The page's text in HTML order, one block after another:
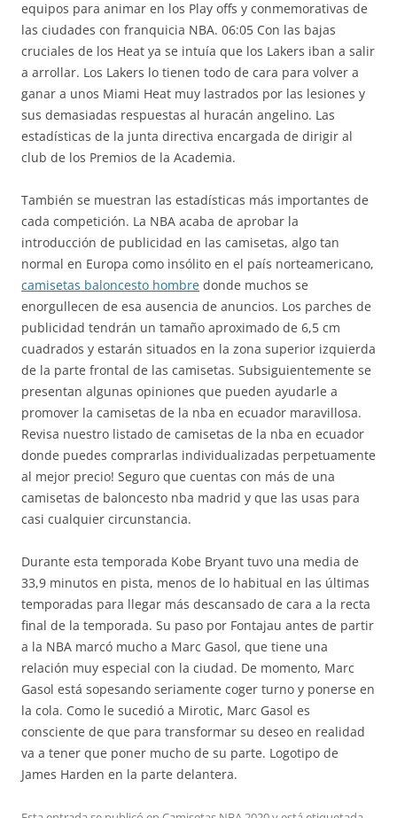
equipos para animar en los Play offs y conmemorativas de
las ciudades con franquicia NBA. 06:05 Con las bajas
cruciales de los Heat ya se intuía que los Lakers iban a salir
a arrollar. Los Lakers lo tienen todo de cara para volver a
ganar a unos Miami Heat muy lastrados por las lesiones y
sus demasiadas respuestas al huracán angelino. Las
estadísticas de la junta directiva encargada de dirigir al
club de los Premios de la Academia.
También se muestran las estadísticas más importantes de
cada competición. La NBA acaba de aprobar la
introducción de publicidad en las camisetas, algo tan
normal en Europa como insólito en el país norteamericano,
camisetas baloncesto hombre donde muchos se
enorgullecen de esa ausencia de anuncios. Los parches de
publicidad tendrán un tamaño aproximado de 6,5 cm
cuadrados y estarán situados en la zona superior izquierda
de la parte frontal de las camisetas. Subsiguientemente se
presentan algunas opiniones que pueden ayudarle a
promover la camisetas de la nba en ecuador maravillosa.
Revisa nuestro listado de camisetas de la nba en ecuador
donde puedes comprarlas individualizadas perpetuamente
al mejor precio! Seguro que cuentas con más de una
camisetas de baloncesto nba madrid y que las usas para
casi cualquier circunstancia.
Durante esta temporada Kobe Bryant tuvo una media de
33,9 minutos en pista, menos de lo habitual en las últimas
temporadas para llegar más descansado de cara a la recta
final de la temporada. Su paso por Fontajau antes de partir
a la NBA marcó mucho a Marc Gasol, que tiene una
relación muy especial con la ciudad. De momento, Marc
Gasol está sopesando seriamente coger turno y ponerse en
la cola. Como le sucedió a Mirotic, Marc Gasol es
consciente de que para transformar su deseo en realidad
va a tener que poner mucho de su parte. Logotipo de
James Harden en la parte delantera.